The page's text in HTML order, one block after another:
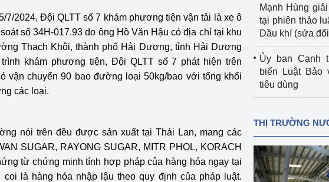
Bản tin Thị trường Nông Lâm Thủy sản
Phát triển nguồn nhân lực
Phát triển bền vững
Tổ chức kiểm định
Tổ chức kiểm định kỹ thuật an toàn lao
Tổ chức được cấp GCN đăng ký, hoạt
động kiểm định thiết bị, dụng cụ điện
làm việc ở môi trường không có nguy
hiểm khí, bụi nổ
Quản lý thị trường
7/2024, Đội QLTT số 7 khám phương tiện vận tải là xe ô
số 34H-017.93 do ông Hồ Văn Hậu có địa chỉ tại khu
Thạch Khôi, thành phố Hải Dương, tỉnh Hải Dương
khám phương tiện, Đội QLTT số 7 phát hiện trên
vận chuyển 90 bao đường loại 50kg/bao với tổng khối
các loại.
nói trên đều được sản xuất tại Thái Lan, mang các
SUGAR, RAYONG SUGAR, MITR PHOL, KORACH
từ chứng minh tính hợp pháp của hàng hóa ngay tại
là hàng hóa nhập lậu theo quy định của pháp luật.
Mạnh Hùng
tại phiên thảo
Dầu khí (sửa
Ủy ban Cạnh
biến Luật Bảo
tiêu dùng
THỊ TRƯỜNG